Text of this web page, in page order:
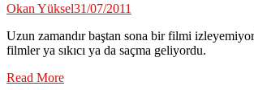
Okan Yüksel31/07/2011
Uzun zamandır baştan sona bir filmi
filmler ya sıkıcı ya da saçma geliyordu.
Read More